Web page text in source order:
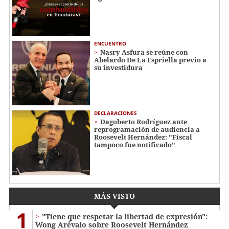
ENCUENTRO
Nasry Asfura se reúne con
Abelardo De La Espriella previo a
su investidura
DECLARACIONES
Dagoberto Rodríguez ante
reprogramación de audiencia a
Roosevelt Hernández: "Fiscal
tampoco fue notificado"
MÁS VISTO
1
"Tiene que respetar la libertad de expresión":
Wong Arévalo sobre Roosevelt Hernández